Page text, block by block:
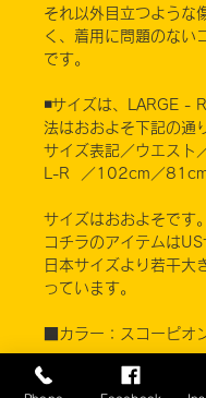
それ以外目立つような
く、着用に問題のない
です。
◾️サイズは、LARGE -
法はおおよそ下記の通
サイズ表記／ウエスト
L-R ／102cm／
サイズはおおよそです。
コチラのアイテムはUS
日本サイズより若干大
っています。
■カラー：スコーピオ
素材 コットン50%